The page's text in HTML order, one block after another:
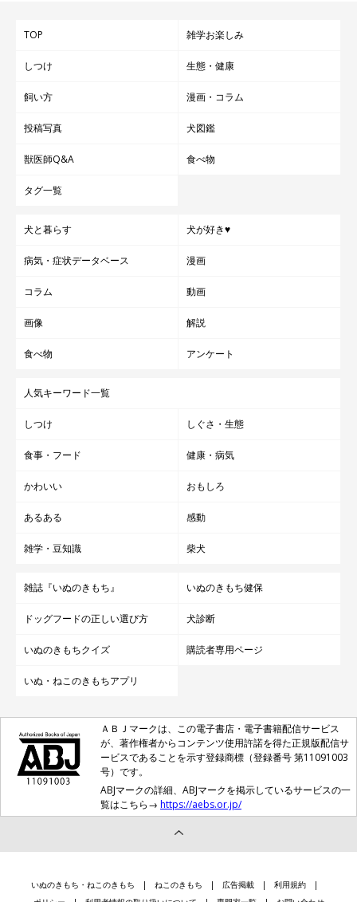
TOP 雑学お楽しみ
しつけ 生態・健康
飼い方 漫画・コラム
投稿写真 犬図鑑
獣医師Q&A 食べ物
タグ一覧
犬と暮らす 犬が好き♥
病気・症状データベース 漫画
コラム 動画
画像 解説
食べ物 アンケート
人気キーワード一覧
しつけ しぐさ・生態
食事・フード 健康・病気
かわいい おもしろ
あるある 感動
雑学・豆知識 柴犬
雑誌『いぬのきもち』 いぬのきもち健保
ドッグフードの正しい選び方 犬診断
いぬのきもちクイズ 購読者専用ページ
いぬ・ねこのきもちアプリ
ＡＢＪマークは、この電子書店・電子書籍配信サービス
が、著作権者からコンテンツ使用許諾を得た正規版配信サ
ービスであることを示す登録商標（登録番号 第11091003
号）です。
ABJマークの詳細、ABJマークを掲示しているサービスの一
覧はこちら→ https://aebs.or.jp/
いぬのきもち・ねこのきもち ねこのきもち 広告掲載
利用規約